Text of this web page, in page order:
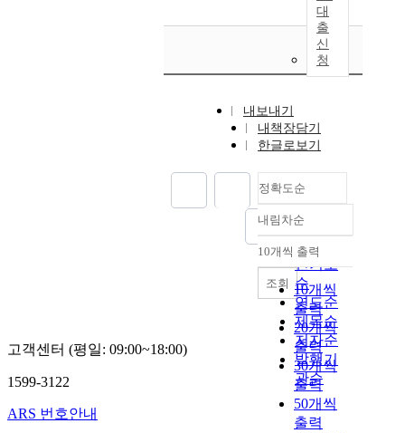
대
출
신
청
내보내기
내책장담기
한글로보기
정확도순
정확도
순
인기도
순
연도순
제목순
저자순
발행기
관순
내림차순
내림차순
10개씩 출력
10개씩
출력
20개씩
출력
30개씩
출력
50개씩
출력
조회
고객센터 (평일: 09:00~18:00)
1599-3122
ARS 번호안내